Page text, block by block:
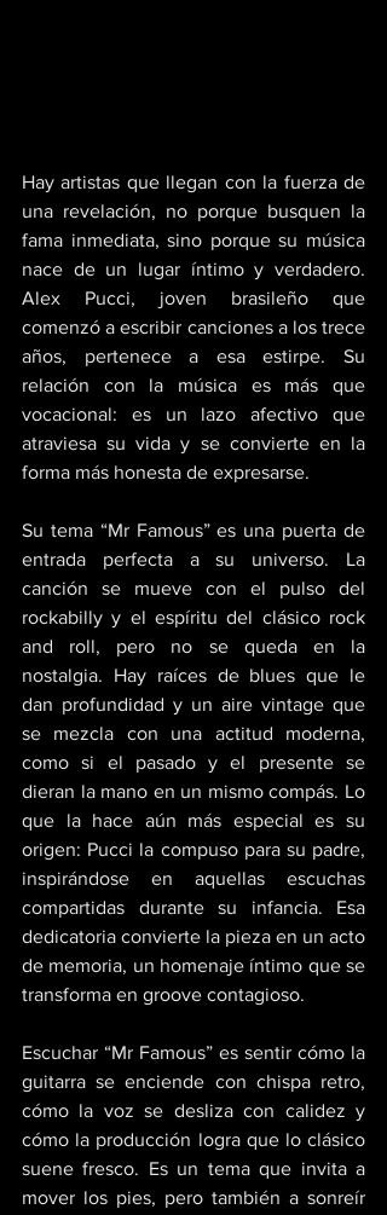
Hay artistas que llegan con la fuerza de
una revelación, no porque busquen la
fama inmediata, sino porque su música
nace de un lugar íntimo y verdadero.
Alex Pucci, joven brasileño que
comenzó a escribir canciones a los trece
años, pertenece a esa estirpe. Su
relación con la música es más que
vocacional: es un lazo afectivo que
atraviesa su vida y se convierte en la
forma más honesta de expresarse.
Su tema “Mr Famous” es una puerta de
entrada perfecta a su universo. La
canción se mueve con el pulso del
rockabilly y el espíritu del clásico rock
and roll, pero no se queda en la
nostalgia. Hay raíces de blues que le
dan profundidad y un aire vintage que
se mezcla con una actitud moderna,
como si el pasado y el presente se
dieran la mano en un mismo compás. Lo
que la hace aún más especial es su
origen: Pucci la compuso para su padre,
inspirándose en aquellas escuchas
compartidas durante su infancia. Esa
dedicatoria convierte la pieza en un acto
de memoria, un homenaje íntimo que se
transforma en groove contagioso.
Escuchar “Mr Famous” es sentir cómo la
guitarra se enciende con chispa retro,
cómo la voz se desliza con calidez y
cómo la producción logra que lo clásico
suene fresco. Es un tema que invita a
mover los pies, pero también a sonreír